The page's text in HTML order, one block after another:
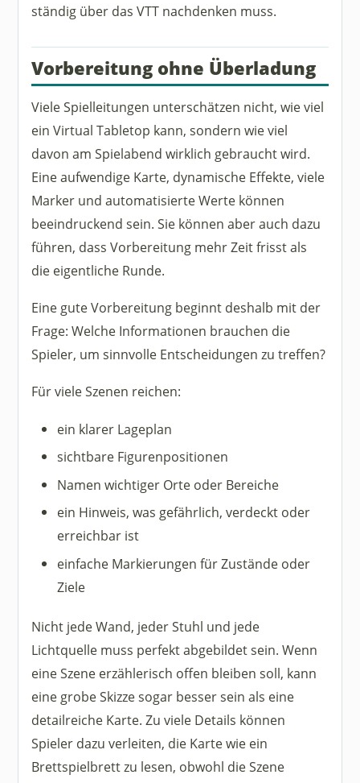
ständig über das VTT nachdenken muss.
Vorbereitung ohne Überladung
Viele Spielleitungen unterschätzen nicht, wie viel
ein Virtual Tabletop kann, sondern wie viel
davon am Spielabend wirklich gebraucht wird.
Eine aufwendige Karte, dynamische Effekte, viele
Marker und automatisierte Werte können
beeindruckend sein. Sie können aber auch dazu
führen, dass Vorbereitung mehr Zeit frisst als
die eigentliche Runde.
Eine gute Vorbereitung beginnt deshalb mit der
Frage: Welche Informationen brauchen die
Spieler, um sinnvolle Entscheidungen zu treffen?
Für viele Szenen reichen:
ein klarer Lageplan
sichtbare Figurenpositionen
Namen wichtiger Orte oder Bereiche
ein Hinweis, was gefährlich, verdeckt oder
erreichbar ist
einfache Markierungen für Zustände oder
Ziele
Nicht jede Wand, jeder Stuhl und jede
Lichtquelle muss perfekt abgebildet sein. Wenn
eine Szene erzählerisch offen bleiben soll, kann
eine grobe Skizze sogar besser sein als eine
detailreiche Karte. Zu viele Details können
Spieler dazu verleiten, die Karte wie ein
Brettspielbrett zu lesen, obwohl die Szene